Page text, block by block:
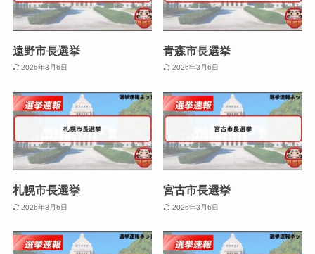
遠野市長選挙
2026年3月6日
青森市長選挙
2026年3月6日
札幌市長選挙
2026年3月6日
宮古市長選挙
2026年3月6日